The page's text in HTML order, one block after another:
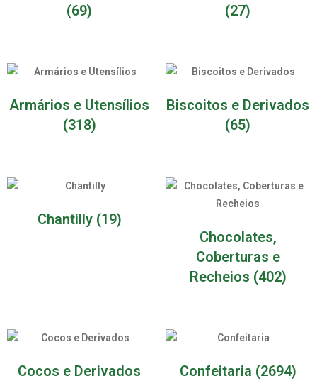
(69)
(27)
Armários e Utensílios
(318)
Biscoitos e Derivados
(65)
Chantilly (19)
Chocolates,
Coberturas e
Recheios (402)
Cocos e Derivados
Confeitaria (2694)